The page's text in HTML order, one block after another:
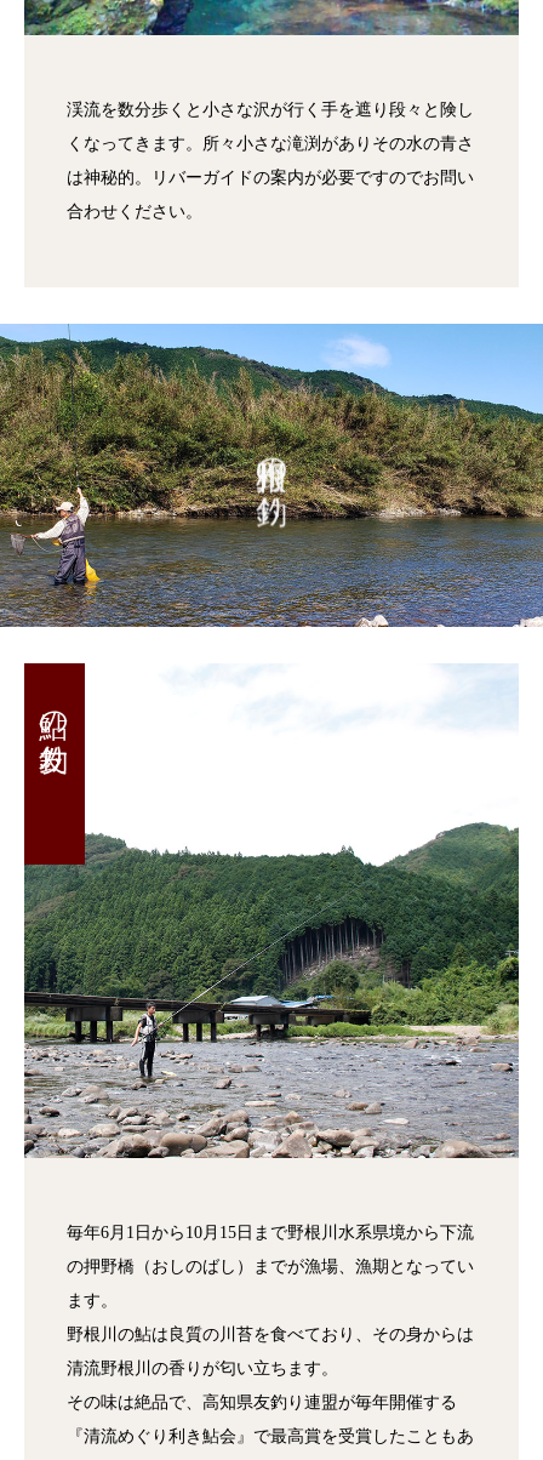
渓流を数分歩くと小さな沢が行く手を遮り段々と険し
くなってきます。所々小さな滝渕がありその水の青さ
は神秘的。リバーガイドの案内が必要ですのでお問い
合わせください。
野根川の釣り
鮎の友釣り
毎年6月1日から10月15日まで野根川水系県境から下流
の押野橋（おしのばし）までが漁場、漁期となってい
ます。
野根川の鮎は良質の川苔を食べており、その身からは
清流野根川の香りが匂い立ちます。
その味は絶品で、高知県友釣り連盟が毎年開催する
『清流めぐり利き鮎会』で最高賞を受賞したこともあ